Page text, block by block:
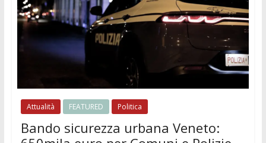
Attualità FEATURED Politica
Bando sicurezza urbana Veneto: